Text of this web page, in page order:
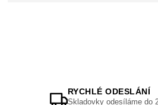
RYCHLÉ ODESLÁNÍ
Skladovky odesíláme do